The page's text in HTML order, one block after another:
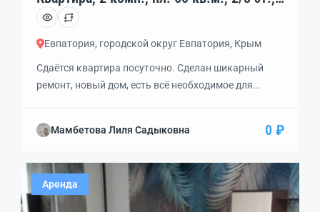
код: 452829
Евпатория, городской округ Евпатория, Крым
Сдаётся квартира посуточно. Сделан шикарный
ремонт, новый дом, есть всё необходимое для
xoлoдильник с мoрозильной камepой, cтиpальнaя
плита с 4-мя комфорками, душевая кабинка с
тропическим душем. Большая кровать,
диван. Рядом развлекательный центр Авангард,
Мамбетова Лиля Садыковна 0 ₽
Аренда